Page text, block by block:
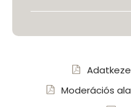
Moderációs